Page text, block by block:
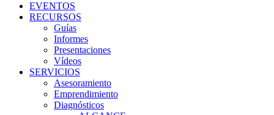
EVENTOS
RECURSOS
Guías
Informes
Presentaciones
Vídeos
SERVICIOS
Asesoramiento
Emprendimiento
Diagnósticos